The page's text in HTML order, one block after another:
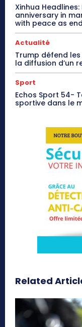
Xinhua
anniversary in
with peace as
Actualité
Trump défend
la diffusion d’un
Sport
Echos Sport 54-
sportive dans le
Related